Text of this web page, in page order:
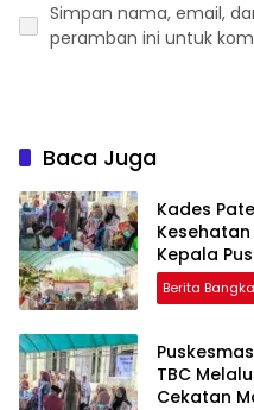
Simpan nama, email,
peramban ini untuk
Baca Juga
Kades
Kepala
Berita
TBC
Cekatan